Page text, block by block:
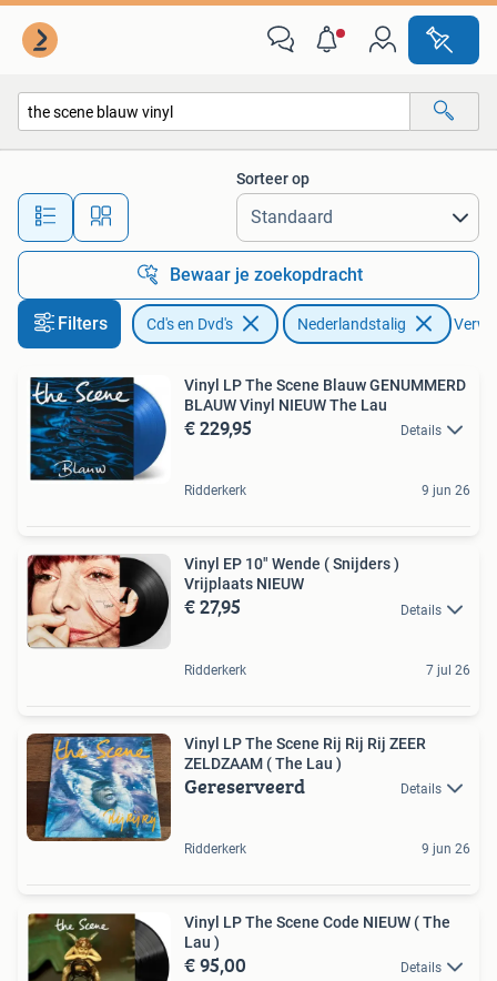
Alle afstanden…
Sorteer op
Bewaar je zoekopdracht
Filters Cd's en Dvd's Nederlandstalig
Vinyl LP The Scene Blauw GENUMMERD
BLAUW Vinyl NIEUW The Lau
€ 229,95 Details
Ridderkerk 9 jun 26
Vinyl EP 10" Wende ( Snijders )
Vrijplaats NIEUW
€ 27,95 Details
Ridderkerk 7 jul 26
Vinyl LP The Scene Rij Rij Rij ZEER
ZELDZAAM ( The Lau )
Gereserveerd Details
Ridderkerk 9 jun 26
Vinyl LP The Scene Code NIEUW ( The
Lau )
€ 95,00 Details